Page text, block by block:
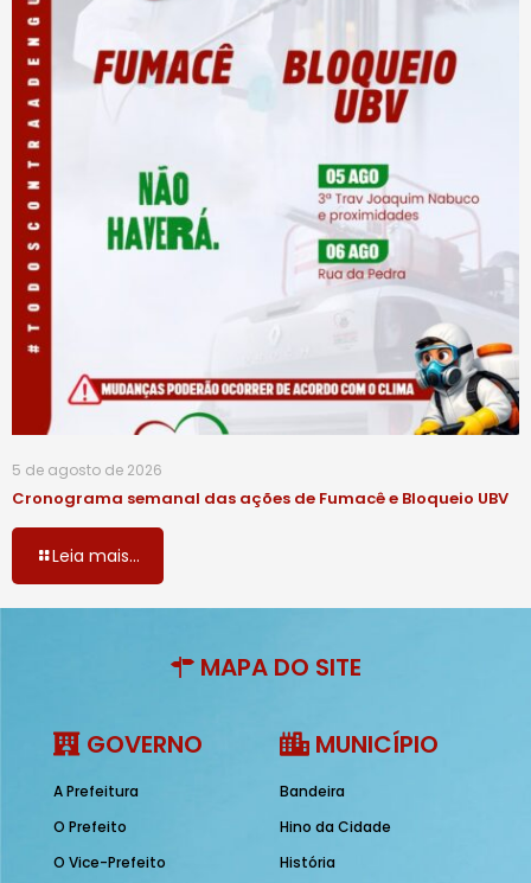
5 de agosto de 2026
Cronograma semanal das ações de Fumacê e Bloqueio UBV
Leia mais...
MAPA DO SITE
GOVERNO
A Prefeitura
O Prefeito
O Vice-Prefeito
MUNICÍPIO
Bandeira
Hino da Cidade
História